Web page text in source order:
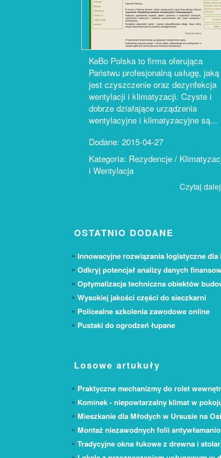
KeBo Polska to firma oferująca
Państwu profesjonalną usługę, jaką
jest czyszczenie oraz dezynfekcja
wentylacji i klimatyzacji. Czyste i
dobrze działające urządzenia
wentylacyjne i klimatyzacyjne są...
Dodane: 2015-04-27
Kategoria: Rezydencje /
i Wentylacja
Czytaj
OSTATNIO DODANE
Innowacyjne rozwiązania logistyczne dla
Odkryj potencjał analizy danych
Optymalizacja techniczna obiektów
Wysokiej jakości części do sieczkarni
Policealne szkolenia zawodowe online
Pustaki do ogrodzeń łupane
Losowe artukuły
Praktyczne mechanizmy do rolet
Kominek - niepowtarzalny klimat w
Mieszkanie dla Młodych w Ursusie na
Montaż niezawodnych folii
Tradycyjne okna łukowe z drewna i